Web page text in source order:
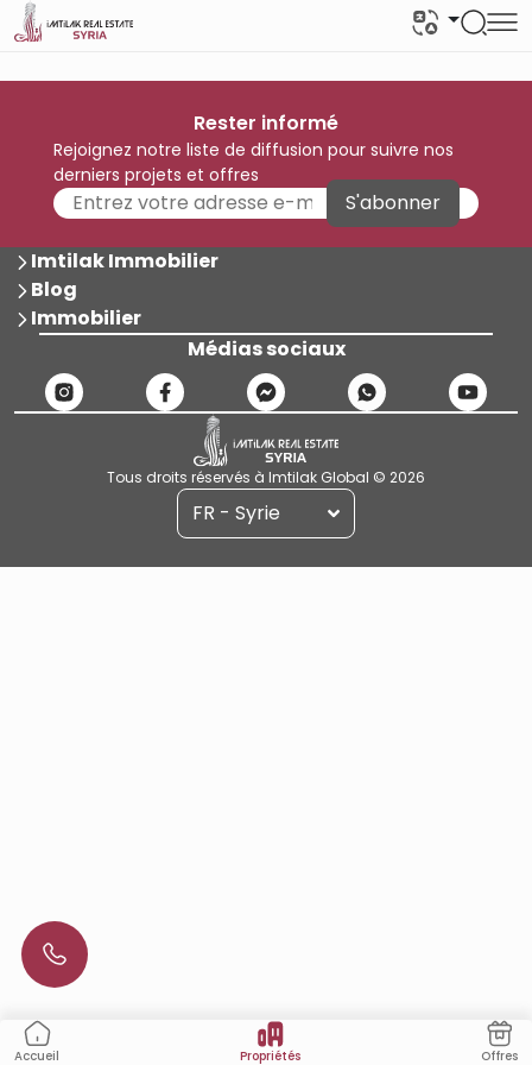
Accueil Propriétés Offres
Rester informé
Rejoignez notre liste de diffusion pour suivre nos
derniers projets et offres
S'abonner
Imtilak Immobilier
Blog
Immobilier
Médias sociaux
Tous droits réservés à Imtilak Global © 2026
FR - Syrie